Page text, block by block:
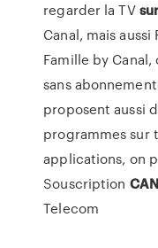
regarder la TVsur
Canal, mais
Famille by
sans
proposent aussi
programmes sur
applications, on
Souscription
Telecom